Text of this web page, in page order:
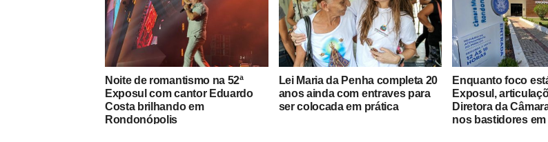
Noite de romantismo na 52ª
Exposul com cantor Eduardo
Costa brilhando em
Rondonópolis
Lei Maria da Penha completa 20
anos ainda com entraves para
ser colocada em prática
Enquanto foco
Exposul,
Diretora da
nos bastidores em